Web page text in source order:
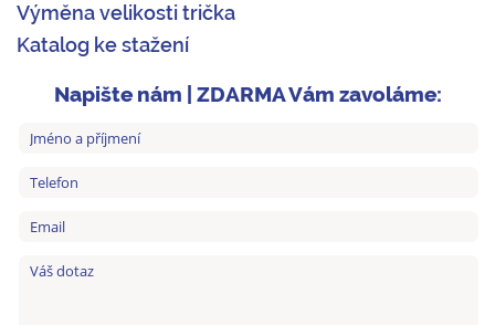
Výměna velikosti trička
Katalog ke stažení
Napište nám | ZDARMA Vám zavoláme: